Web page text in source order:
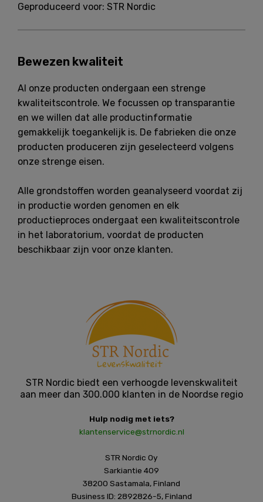
Geproduceerd voor: STR Nordic
Bewezen kwaliteit
Al onze producten ondergaan een strenge
kwaliteitscontrole. We focussen op transparantie
en we willen dat alle productinformatie
gemakkelijk toegankelijk is. De fabrieken die onze
producten produceren zijn geselecteerd volgens
onze strenge eisen.
Alle grondstoffen worden geanalyseerd voordat zij
in productie worden genomen en elk
productieproces ondergaat een kwaliteitscontrole
in het laboratorium, voordat de producten
beschikbaar zijn voor onze klanten.
STR Nordic biedt een verhoogde levenskwaliteit
aan meer dan 300.000 klanten in de Noordse regio
Hulp nodig met iets?
klantenservice@strnordic.nl
STR Nordic Oy
Sarkiantie 409
38200 Sastamala, Finland
Business ID: 2892826-5, Finland